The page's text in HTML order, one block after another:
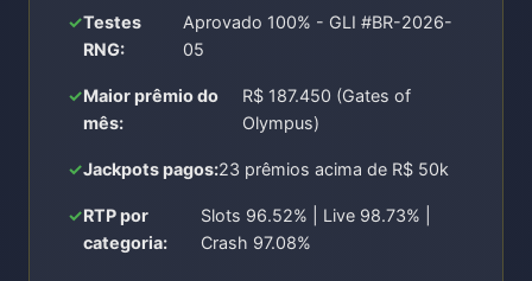
Testes
RNG:
Aprovado 100% - GLI #BR-2026-
05
Maior prêmio do
mês:
R$ 187.450 (Gates of
Olympus)
Jackpots pagos:23 prêmios acima de R$ 50k
RTP por
categoria:
Slots 96.52% | Live 98.73% |
Crash 97.08%